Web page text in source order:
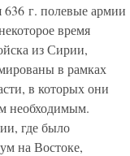
636 г. полевые армии
время
из Сирии,
в рамках
в которых они
необходимым.
где было
на Востоке,